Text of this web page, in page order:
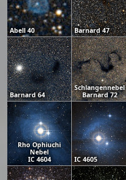
Abell 40 Barnard 47
Barnard 64
Schlangennebel
Barnard 72
Rho Ophiuchi
Nebel
IC 4604
IC 4605